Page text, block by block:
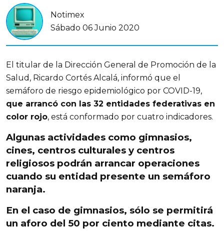
Notimex
Sábado 06 Junio 2020
El titular de la Dirección General de Promoción de la
Salud, Ricardo Cortés Alcalá, informó que el
semáforo de riesgo epidemiológico por COVID-19,
que arrancó con las 32 entidades federativas en
color rojo, está conformado por cuatro indicadores.
Algunas actividades como gimnasios,
cines, centros culturales y centros
religiosos podrán arrancar operaciones
cuando su entidad presente un semáforo
naranja.
En el caso de gimnasios, sólo se permitirá
un aforo del 50 por ciento mediante citas.